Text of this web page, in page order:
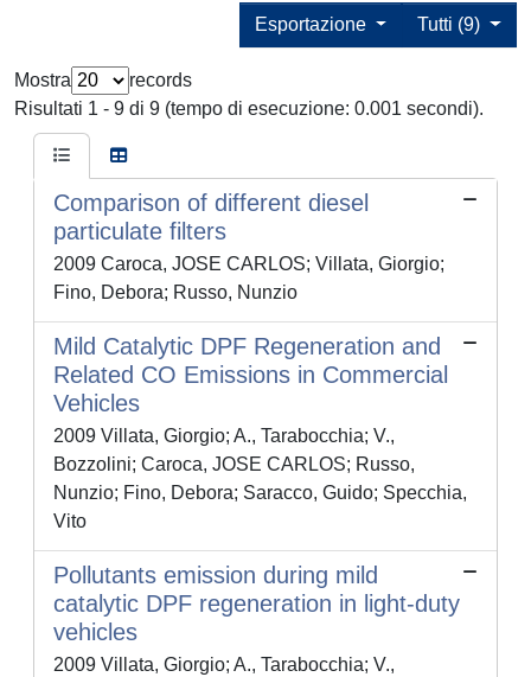
Tutti (9)
Esportazione
Mostra
records
Risultati 1 - 9 di 9 (tempo di esecuzione: 0.001 secondi).
Comparison of different diesel
particulate filters
2009 Caroca, JOSE CARLOS; Villata, Giorgio;
Fino, Debora; Russo, Nunzio
Mild Catalytic DPF Regeneration and
Related CO Emissions in Commercial
Vehicles
2009 Villata, Giorgio; A., Tarabocchia; V.,
Bozzolini; Caroca, JOSE CARLOS; Russo,
Nunzio; Fino, Debora; Saracco, Guido; Specchia,
Vito
Pollutants emission during mild
catalytic DPF regeneration in light-duty
vehicles
2009 Villata, Giorgio; A., Tarabocchia; V.,